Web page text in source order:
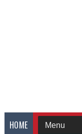
HOME